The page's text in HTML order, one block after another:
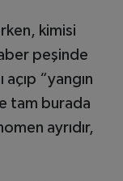
kimisi
peşinde
açıp “yangın
tam burada
ayrıdır,